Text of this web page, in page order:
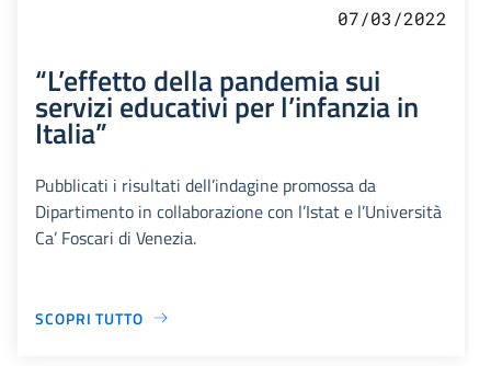
07/03/2022
“L’effetto della pandemia sui
servizi educativi per l’infanzia in
Italia”
Pubblicati i risultati dell’indagine promossa da
Dipartimento in collaborazione con l’Istat e l’Università
Ca’ Foscari di Venezia.
SCOPRI TUTTO